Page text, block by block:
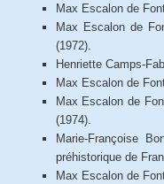
Max Escalon de
Max Escalon de
(1972).
Henriette Camps-
Max Escalon de
Max Escalon de
(1974).
Marie-Françoise
préhistorique de
Max Escalon de